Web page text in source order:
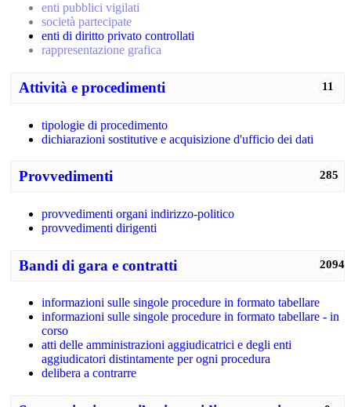
enti pubblici vigilati
società partecipate
enti di diritto privato controllati
rappresentazione grafica
11
Attività e procedimenti
tipologie di procedimento
dichiarazioni sostitutive e acquisizione d'ufficio dei dati
285
Provvedimenti
provvedimenti organi indirizzo-politico
provvedimenti dirigenti
2094
Bandi di gara e contratti
informazioni sulle singole procedure in formato tabellare
informazioni sulle singole procedure in formato tabellare - in
corso
atti delle amministrazioni aggiudicatrici e degli enti
aggiudicatori distintamente per ogni procedura
delibera a contrarre